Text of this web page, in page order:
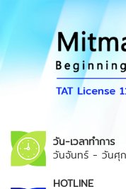
วัน-เวลาทำการ
วันจันทร์ - วันศุ
HOTLINE